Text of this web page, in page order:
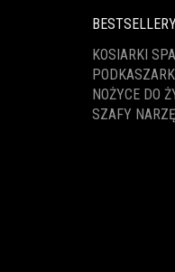
KOSIARKI
PODKASZARKI
NOŻYCE DO
SZAFY